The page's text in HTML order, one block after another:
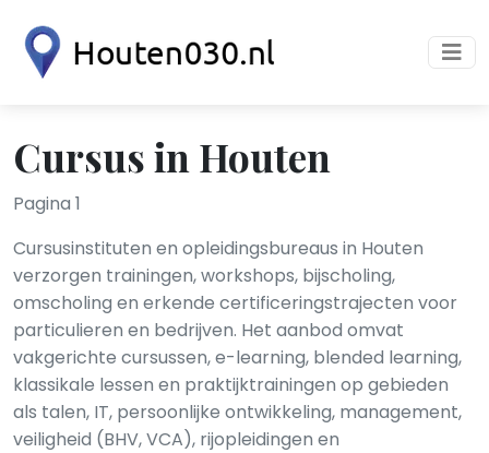
Cursus in Houten
Pagina 1
Cursusinstituten en opleidingsbureaus in Houten
verzorgen trainingen, workshops, bijscholing,
omscholing en erkende certificeringstrajecten voor
particulieren en bedrijven. Het aanbod omvat
vakgerichte cursussen, e-learning, blended learning,
klassikale lessen en praktijktrainingen op gebieden
als talen, IT, persoonlijke ontwikkeling, management,
veiligheid (BHV, VCA), rijopleidingen en